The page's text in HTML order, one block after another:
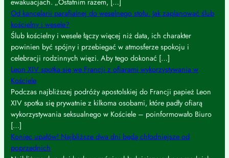
ewakuacjach. „Ostatnim razem, […]
Od kancelarii parafialnej do weselnego stołu. Jak zaplanować ślub
kościelny i wesele?
Ślub kościelny i wesele łączy więcej niż data, ich charakter
powinien być spójny i przebiegać w atmosferze spokoju i
celebracji rodzinnych więzi. Aby tego dokonać […]
Leon XIV spotka się we Francji z ofiarami wykorzystywania w
Kościele
Podczas najbliższej podróży apostolskiej do Francji papież Leon
XIV spotka się prywatnie z kilkoma osobami, które padły ofiarą
wykorzystywania seksualnego w Kościele – poinformowało Biuro
[…]
Koniec upałów! Najbliższe dwa dni będą chłodniejsze od
poprzednich